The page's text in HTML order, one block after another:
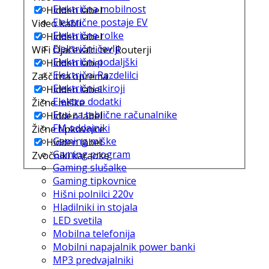
Hidden label
Video kabli
Hidden label
WiFi Ojačevalci ter Routerji
Hidden label
Zaščitna oprema
Hidden label
Žične miške
Hidden label
Žične tipkovnice
Hidden label
Zvočniki karaoke
Električna mobilnost
Električne postaje EV
Električne rolke
Električni čevlji
Električni podaljški
Električni Razdelilci
Električni skiroji
Elektro dodatki
Etui za tablične računalnike
FM oddajniki
Gaming miške
Gaming program
Gaming slušalke
Gaming tipkovnice
Hišni polnilci 220v
Hladilniki in stojala
LED svetila
Mobilna telefonija
Mobilni napajalnik power banki
MP3 predvajalniki